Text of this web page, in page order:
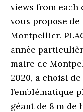
views from each
vous propose
Montpellier.
année
maire de
2020, a choisi
l’emblématique
géant de 8 m de